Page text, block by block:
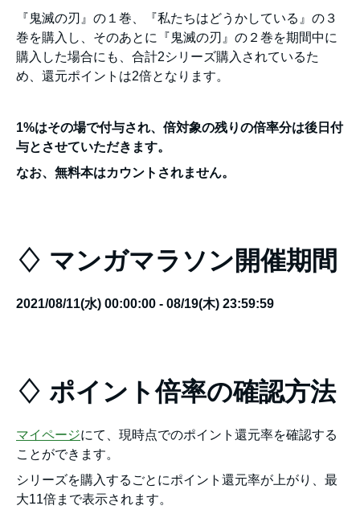
『鬼滅の刃』の１巻、『私たちはどうかしている』の３
巻を購入し、そのあとに『鬼滅の刃』の２巻を期間中に
購入した場合にも、合計2シリーズ購入されているた
め、還元ポイントは2倍となります。
1%はその場で付与され、倍対象の残りの倍率分は後日付
与とさせていただきます。
なお、無料本はカウントされません。
♢ マンガマラソン開催期間
2021/08/11(水) 00:00:00 - 08/19(木) 23:59:59
♢ ポイント倍率の確認方法
マイページにて、現時点でのポイント還元率を確認する
ことができます。
シリーズを購入するごとにポイント還元率が上がり、最
大11倍まで表示されます。